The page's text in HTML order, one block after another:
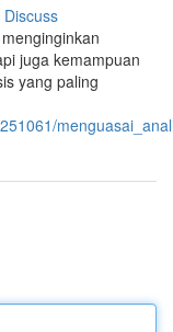
Discuss
juga kemampuan
yang paling